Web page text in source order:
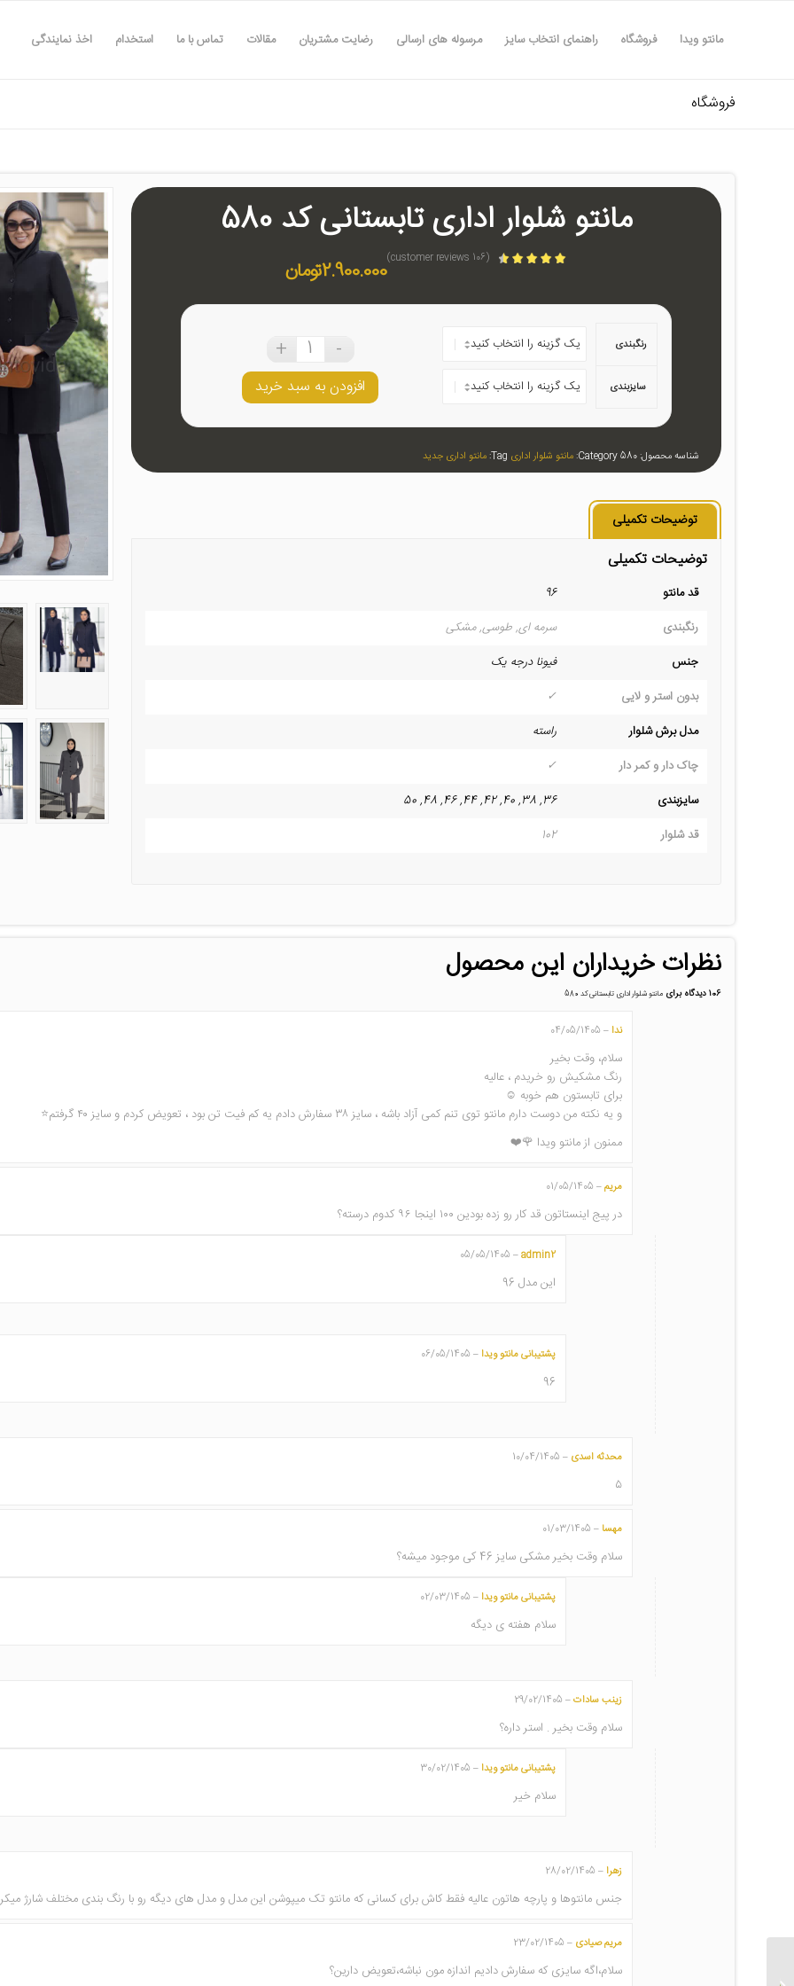
مانتو ویدا فروشگاه راهنمای انتخاب سایز مرسوله های ارسالی رضایت مشتریان مقالات تماس با ما استخدام اخذ نمایندگی
فروشگاه
مانتو شلوار اداری تابستانی کد 580
(
106
2.900.000تومان
رنگبندی
سایزبندی افزودن به سبد خرید
شناسه محصول:580
Category: مانتو شلوار اداری Tag: مانتو اداری جدید
توضیحات تکمیلی
توضیحات تکمیلی
قد مانتو
96
رنگبندی
سرمه ای, طوسی, مشکی
جنس
فیونا درجه یک
بدون استر و لایی
✓
مدل برش شلوار
راسته
چاک دار و کمر دار
✓
سایزبندی
36, 38, 40, 42, 44, 46, 48, 50
قد شلوار
102
نظرات خریداران این محصول
106 دیدگاه برای مانتو شلوار اداری تابستانی کد 580
ندا –
04/05/1405
سلام، وقت بخیر
رنگ مشکیش رو خریدم ، عالیه
برای تابستون هم خوبه ☺️
و یه نکته من دوست دارم مانتو توی تنم کمی آزاد باشه ، سایز ۳۸ سفارش دادم یه کم فیت تن بود ، تعویض کردم و سایز ۴۰ گرفتم⭐️
ممنون از مانتو ویدا 🌹❤️
مریم–
01/05/1405
در پیج اینستاتون قد کار رو زده بودین ۱۰۰ اینجا ۹۶ کدوم درسته؟
admin2
–
05/05/1405
این مدل 96
پشتیبانی مانتو ویدا –
06/05/1405
96
محدثه اسدی –
10/04/1405
۵
مهسا –
01/03/1405
سلام وقت بخیر مشکی سایز 46 کی موجود میشه؟
پشتیبانی مانتو ویدا –
02/03/1405
سلام هفته ی دیگه
زینب سادات–
29/02/1405
سلام وقت بخیر . استر داره؟
پشتیبانی مانتو ویدا –
30/02/1405
سلام خیر
زهرا –
28/02/1405
جنس مانتوها و پارچه هاتون عالیه فقط کاش برای کسانی که مانتو تک میپوشن این مدل و مدل های دیگه رو با رنگ بندی مختلف شارژ
مریم صیادی –
23/02/1405
سلام،اگه سایزی که سفارش دادیم اندازه مون نباشه،تعویض دارین؟مانتو شلوار چهارخونه